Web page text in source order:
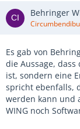
Behringer
Es gab von
die Aussage,
ist, sondern eine
spricht ebenfalls,
werden kann und
WING noch